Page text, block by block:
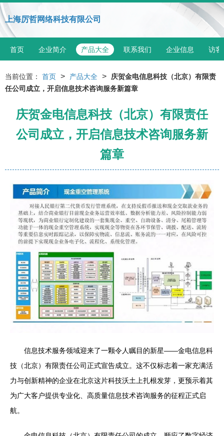
上海厉哲网络科技有限公司
首页 企业简介 产品大全 联系我们 企业信息 访客
当前位置： 首页 > 产品大全 >
庆贺金电信息科技（北京）有限责
任公司成立，开启信息技术咨询服务新篇章
庆贺金电信息科技（北京）有限责任
公司成立，开启信息技术咨询服务新
篇章
信息技术服务领域迎来了一颗令人瞩目的新星——金电信息科
技（北京）有限责任公司正式宣告成立。这不仅标志着一家充满活
力与创新精神的企业在北京这片科技沃土上扎根发芽，更预示着其
为广大客户提供专业化、高质量信息技术咨询服务的征程正式启
航。